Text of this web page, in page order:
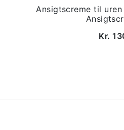
Ansigtscreme til
Kr.